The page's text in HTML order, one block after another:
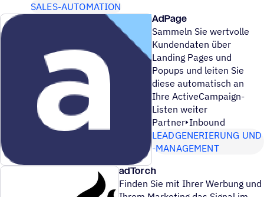
SALES-AUTOMATION
AdPage
Sammeln Sie wertvolle
Kundendaten über
Landing Pages und
Popups und leiten Sie
diese automatisch an
Ihre ActiveCampaign-
Listen weiter
Partner Inbound
LEADGENERIERUNG UND
-MANAGEMENT
adTorch
Finden Sie mit Ihrer Werbung und